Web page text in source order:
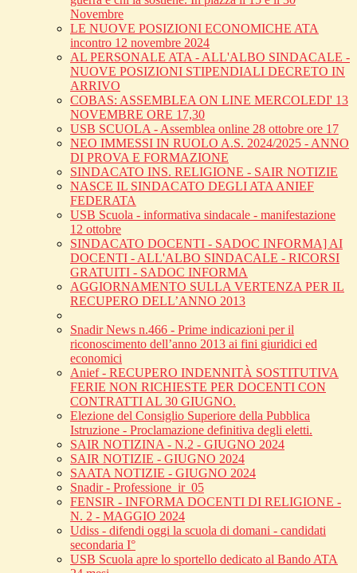
Novembre
LE NUOVE POSIZIONI ECONOMICHE ATA
incontro 12 novembre 2024
AL PERSONALE ATA - ALL'ALBO SINDACALE -
NUOVE POSIZIONI STIPENDIALI DECRETO IN
ARRIVO
COBAS: ASSEMBLEA ON LINE MERCOLEDI' 13
NOVEMBRE ORE 17,30
USB SCUOLA - Assemblea online 28 ottobre ore 17
NEO IMMESSI IN RUOLO A.S. 2024/2025 - ANNO
DI PROVA E FORMAZIONE
SINDACATO INS. RELIGIONE - SAIR NOTIZIE
NASCE IL SINDACATO DEGLI ATA ANIEF
FEDERATA
USB Scuola - informativa sindacale - manifestazione
12 ottobre
SINDACATO DOCENTI - SADOC INFORMA] AI
DOCENTI - ALL'ALBO SINDACALE - RICORSI
GRATUITI - SADOC INFORMA
AGGIORNAMENTO SULLA VERTENZA PER IL
RECUPERO DELL’ANNO 2013
Snadir News n.466 - Prime indicazioni per il
riconoscimento dell’anno 2013 ai fini giuridici ed
economici
Anief - RECUPERO INDENNITÀ SOSTITUTIVA
FERIE NON RICHIESTE PER DOCENTI CON
CONTRATTI AL 30 GIUGNO.
Elezione del Consiglio Superiore della Pubblica
Istruzione - Proclamazione definitiva degli eletti.
SAIR NOTIZINA - N.2 - GIUGNO 2024
SAIR NOTIZIE - GIUGNO 2024
SAATA NOTIZIE - GIUGNO 2024
Snadir - Professione_ir_05
FENSIR - INFORMA DOCENTI DI RELIGIONE -
N. 2 - MAGGIO 2024
Udiss - difendi oggi la scuola di domani - candidati
secondaria I°
USB Scuola apre lo sportello dedicato al Bando ATA